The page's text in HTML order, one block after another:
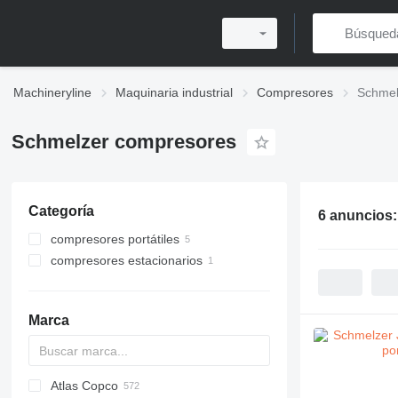
Machineryline Maquinaria industrial Compresores
Schmelzer compresores
Categoría
compresores portátiles
compresores estacionarios
Marca
PDS
Atlas Copco
6 anuncios: